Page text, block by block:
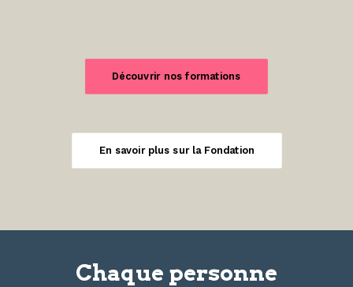
Découvrir nos formations
En savoir plus sur la Fondation
Chaque personne